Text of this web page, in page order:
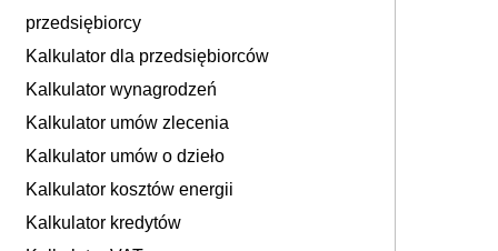
przedsiębiorcy
Kalkulator dla przedsiębiorców
Kalkulator wynagrodzeń
Kalkulator umów zlecenia
Kalkulator umów o dzieło
Kalkulator kosztów energii
Kalkulator kredytów